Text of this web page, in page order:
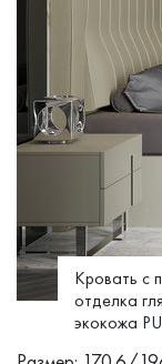
Кровать с
отделка
экокожа